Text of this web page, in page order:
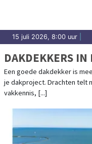
15 juli 2026, 8:00 uur
DAKDEKKERS IN
Een goede dakdekker is
je dakproject. Drachten telt
vakkennis, [...]